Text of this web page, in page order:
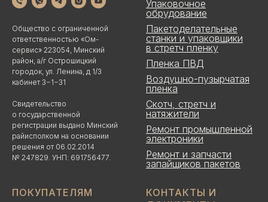
Общество с ограниченной
ответственностью «Ом-
сервис» 223054, Минский
район, а/г Острошицкий
городок, ул. Ленина, д 1/3
кабинет 3−1−31
Свидетельство
о государственной
регистрации выдано Минский
райисполком на основании
решения от 06.02.2014
№ 247829. УНП: 691756477.
Упаковочное
обрудование
Пакетоделательные
станки и упаковщики
в стретч пленку
Пленка ПВД
Воздушно-пузырчатая
пленка
Скотч, стретч и
натяжители
Ремонт промышленной
электроники
Ремонт и запчасти
запайщиков пакетов
ПОКУПАТЕЛЯМ
КОНТАКТЫ И